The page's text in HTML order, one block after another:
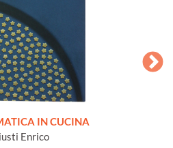
IN CUCINA
Enrico